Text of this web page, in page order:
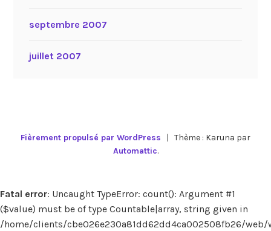
septembre 2007
juillet 2007
Fièrement propulsé par WordPress | Thème : Karuna par
Automattic.
Fatal error: Uncaught TypeError: count(): Argument #1
($value) must be of type Countable|array, string given in
/home/clients/cbe026e230a81dd62dd4ca002508fb26/web/